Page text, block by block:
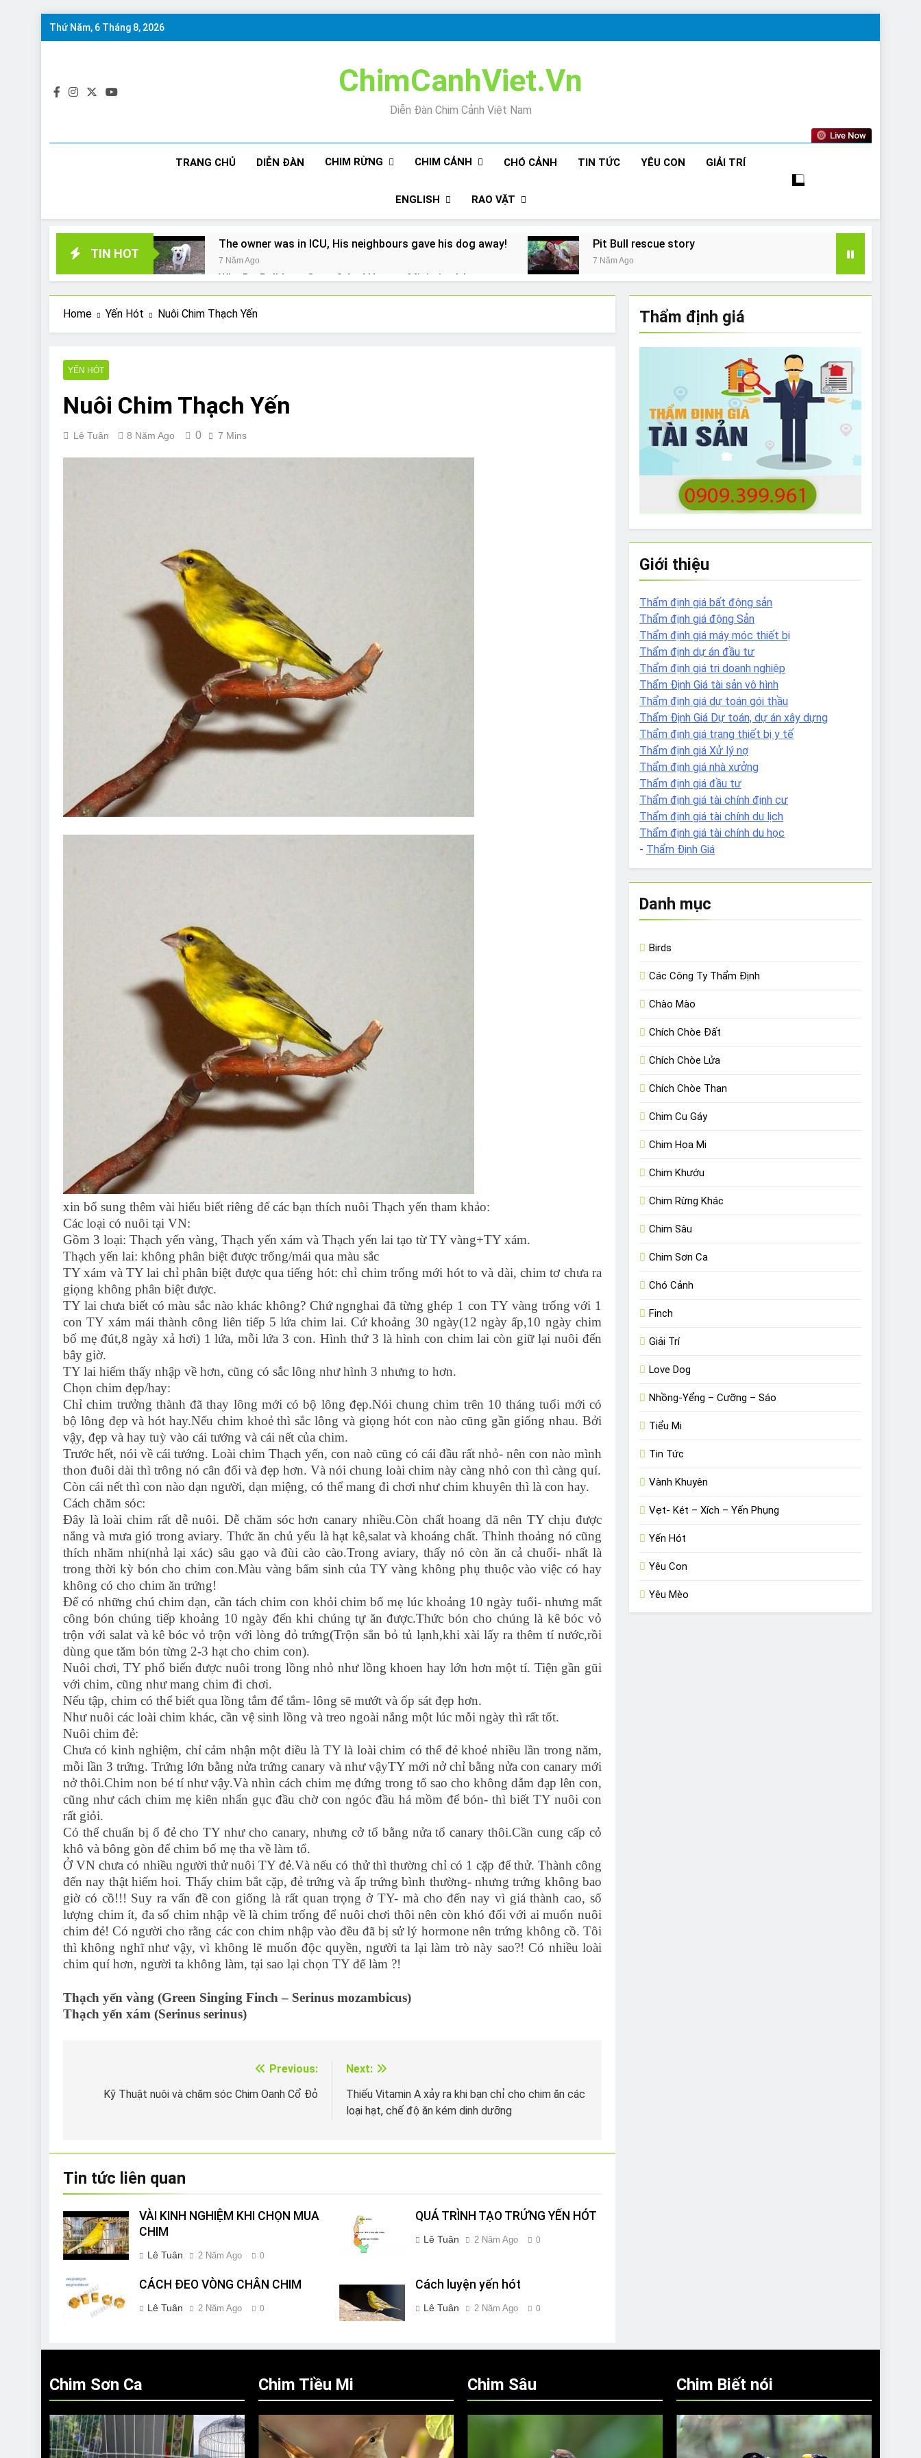
Skip
Thứ Năm, 6 Tháng 8, 2026
ChimCanhViet.Vn
Diễn Đàn Chim Cảnh Việt Nam
Live Now
TRANG CHỦ DIỄN ĐÀN CHIM RỪNG CHIM CẢNH CHÓ CẢNH TIN TỨC YÊU CON GIẢI TRÍ
ENGLISH RAO VẶT
TIN HOT
The owner was in ICU, His neighbours gave his dog away!
7 Năm Ago
Pit Bull rescue story
7 Năm Ago
Why Do Bulldogs Snore? And How to Minimize It!
7 Năm Ago
Are Bulldogs Lazy? Not as much as you think and here’s why!
The Ultimate Guide to What Bulldogs Can (and can’t) Eat
7 Năm Ago
Can Bulldogs Play Fetch? And How to Train Them!
7 Năm Ago
How Often Do I Need to Groom My Bulldog
Home Yến Hót Nuôi Chim Thạch Yến
YẾN HÓT
Nuôi Chim Thạch Yến
Lê Tuân 8 Năm Ago 0 7 Mins
xin bổ sung thêm vài hiểu biết riêng để các bạn thích nuôi Thạch yến tham khảo:
Các loại có nuôi tại VN:
Gồm 3 loại: Thạch yến vàng, Thạch yến xám và Thạch yến lai tạo từ TY vàng+TY xám.
Thạch yến lai: không phân biệt được trống/mái qua màu sắc
TY xám và TY lai chỉ phân biệt được qua tiếng hót: chỉ chim trống mới hót to và dài, chim tơ chưa ra
giọng không phân biệt được.
TY lai chưa biết có màu sắc nào khác không? Chứ ngnghai đã từng ghép 1 con TY vàng trống với 1
con TY xám mái thành công liên tiếp 5 lứa chim lai. Cứ khoảng 30 ngày(12 ngày ấp,10 ngày chim
bố mẹ đút,8 ngày xả hơi) 1 lứa, mỗi lứa 3 con. Hình thứ 3 là hình con chim lai còn giữ lại nuôi đến
bây giờ.
TY lai hiếm thấy nhập về hơn, cũng có sắc lông như hình 3 nhưng to hơn.
Chọn chim đẹp/hay:
Chỉ chim trưởng thành đã thay lông mới có bộ lông đẹp.Nói chung chim trên 10 tháng tuổi mới có
bộ lông đẹp và hót hay.Nếu chim khoẻ thì sắc lông và giọng hót con nào cũng gần giống nhau. Bởi
vậy, đẹp và hay tuỳ vào cái tướng và cái nết của chim.
Trước hết, nói về cái tướng. Loài chim Thạch yến, con naò cũng có cái đầu rất nhỏ- nên con nào mình
thon đuôi dài thì trông nó cân đối và đẹp hơn. Và nói chung loài chim này càng nhỏ con thì càng quí.
Còn cái nết thì con nào dạn người, dạn miệng, có thể mang đi chơi như chim khuyên thì là con hay.
Cách chăm sóc:
Đây là loài chim rất dễ nuôi. Dễ chăm sóc hơn canary nhiều.Còn chất hoang dã nên TY chịu được
nắng và mưa gió trong aviary. Thức ăn chủ yếu là hạt kê,salat và khoáng chất. Thỉnh thoảng nó cũng
thích nhăm nhi(nhả lại xác) sâu gạo và đùi cào cào.Trong aviary, thấy nó còn ăn cả chuối- nhất là
trong thời kỳ bón cho chim con.Màu vàng bẩm sinh của TY vàng không phụ thuộc vào việc có hay
không có cho chim ăn trứng!
Để có những chú chim dạn, cần tách chim con khỏi chim bố mẹ lúc khoảng 10 ngày tuổi- nhưng mất
công bón chúng tiếp khoảng 10 ngày đến khi chúng tự ăn được.Thức bón cho chúng là kê bóc vỏ
trộn với salat và kê bóc vỏ trộn với lòng đỏ trứng(Trộn sẳn bỏ tủ lạnh,khi xài lấy ra thêm tí nước,rồi
dùng que tăm bón từng 2-3 hạt cho chim con).
Nuôi chơi, TY phổ biến được nuôi trong lồng nhỏ như lồng khoen hay lớn hơn một tí. Tiện gần gũi
với chim, cũng như mang chim đi chơi.
Nếu tập, chim có thể biết qua lồng tắm để tắm- lông sẽ mướt và ốp sát đẹp hơn.
Như nuôi các loài chim khác, cần vệ sinh lồng và treo ngoài nắng một lúc mỗi ngày thì rất tốt.
Nuôi chim đẻ:
Chưa có kinh nghiệm, chỉ cảm nhận một điều là TY là loài chim có thể đẻ khoẻ nhiều lần trong năm,
mỗi lần 3 trứng. Trứng lớn bằng nửa trứng canary và như vậyTY mới nở chỉ bằng nửa con canary mới
nở thôi.Chim non bé tí như vậy.Và nhìn cách chim mẹ đứng trong tổ sao cho không dẫm đạp lên con,
cũng như cách chim mẹ kiên nhẩn gục đầu chờ con ngóc đầu há mồm để bón- thì biết TY nuôi con
rất giỏi.
Có thể chuẩn bị ổ đẻ cho TY như cho canary, nhưng cở tổ bằng nửa tổ canary thôi.Cần cung cấp cỏ
khô và bông gòn để chim bố mẹ tha về làm tổ.
Ở VN chưa có nhiều người thử nuôi TY đẻ.Và nếu có thử thì thường chỉ có 1 cặp để thử. Thành công
đến nay thật hiếm hoi. Thấy chim bắt cặp, đẻ trứng và ấp trứng bình thường- nhưng trứng không bao
giờ có cồ!!! Suy ra vấn đề con giống là rất quan trọng ở TY- mà cho đến nay vì giá thành cao, số
lượng chim ít, đa số chim nhập về là chim trống để nuôi chơi thôi nên còn khó đối với ai muốn nuôi
chim đẻ! Có người cho rằng các con chim nhập vào đều đã bị sử lý hormone nên trứng không cồ. Tôi
thì không nghĩ như vậy, vì không lẽ muốn độc quyền, người ta lại làm trò này sao?! Có nhiều loài
chim quí hơn, người ta không làm, tại sao lại chọn TY để làm ?!
Thạch yến vàng (Green Singing Finch – Serinus mozambicus)
Thạch yến xám (Serinus serinus)
hướng
Previous:
Kỹ Thuật nuôi và chăm sóc Chim Oanh Cổ Đỏ
Next:
Thiếu Vitamin A xảy ra khi bạn chỉ cho chim ăn các
loại hạt, chế độ ăn kém dinh dưỡng
Tin tức liên quan
VÀI KINH NGHIỆM KHI CHỌN MUA
CHIM
Lê Tuân 2 Năm Ago 0
QUÁ TRÌNH TẠO TRỨNG YẾN HÓT
Lê Tuân 2 Năm Ago 0
CÁCH ĐEO VÒNG CHÂN CHIM
Lê Tuân 2 Năm Ago 0
Cách luyện yến hót
Lê Tuân 2 Năm Ago 0
Thẩm định giá
Giới thiệu
Thẩm định giá bất động sản
Thẩm định giá động Sản
Thẩm định giá máy móc thiết bị
Thẩm định dự án đầu tư
Thẩm định giá tri doanh nghiệp
Thẩm Định Giá tài sản vô hình
Thẩm định giá dự toán gói thầu
Thẩm Định Giá Dự toán, dự án xây dựng
Thẩm định giá trang thiết bị y tế
Thẩm định giá Xử lý nợ
Thẩm định giá nhà xưởng
Thẩm định giá đầu tư
Thẩm định giá tài chính định cư
Thẩm định giá tài chính du lịch
Thẩm định giá tài chính du học
- Thẩm Định Giá
Danh mục
Birds
Các Công Ty Thẩm Định
Chào Mào
Chích Chòe Đất
Chích Chòe Lửa
Chích Chòe Than
Chim Cu Gáy
Chim Họa Mi
Chim Khướu
Chim Rừng Khác
Chim Sâu
Chim Sơn Ca
Chó Cảnh
Finch
Giải Trí
Love Dog
Nhồng-Yểng – Cưỡng – Sáo
Tiểu Mi
Tin Tức
Vành Khuyên
Vẹt- Két – Xích – Yến Phụng
Yến Hót
Yêu Con
Yêu Mèo
Chim Sơn Ca Chim Tiều Mi Chim Sâu Chim Biết nói